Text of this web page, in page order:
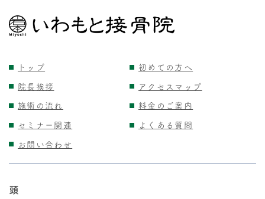
トップ
初めての方へ
院長挨拶
アクセスマップ
施術の流れ
料金のご案内
セミナー関連
よくある質問
お問い合わせ
頭